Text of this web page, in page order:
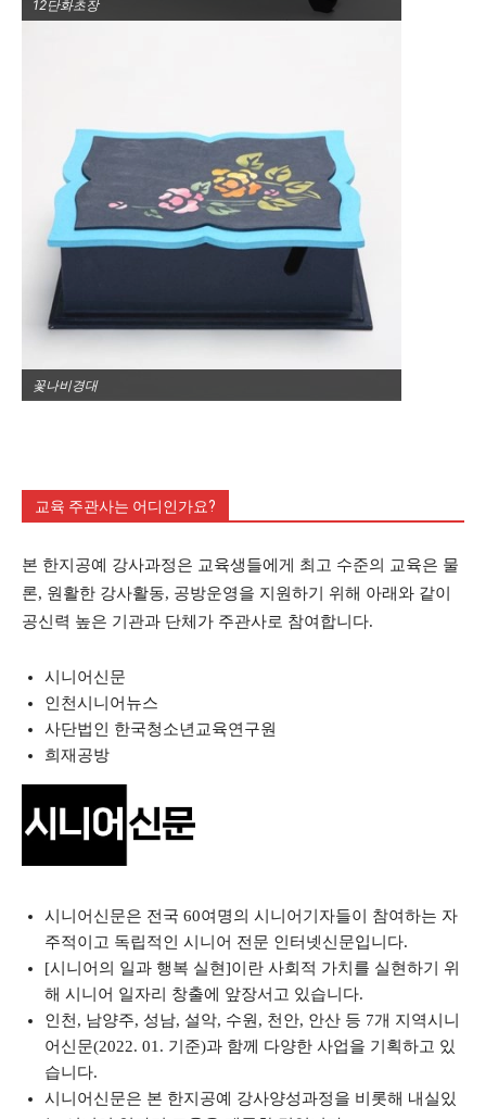
12단화초장
꽃나비경대
교육 주관사는 어디인가요?
본 한지공예 강사과정은 교육생들에게 최고 수준의 교육은 물
론, 원활한 강사활동, 공방운영을 지원하기 위해 아래와 같이
공신력 높은 기관과 단체가 주관사로 참여합니다.
시니어신문
인천시니어뉴스
사단법인 한국청소년교육연구원
희재공방
시니어신문은 전국 60여명의 시니어기자들이 참여하는 자
주적이고 독립적인 시니어 전문 인터넷신문입니다.
[시니어의 일과 행복 실현]이란 사회적 가치를 실현하기 위
해 시니어 일자리 창출에 앞장서고 있습니다.
인천, 남양주, 성남, 설악, 수원, 천안, 안산 등 7개 지역시니
어신문(2022. 01. 기준)과 함께 다양한 사업을 기획하고 있
습니다.
시니어신문은 본 한지공예 강사양성과정을 비롯해 내실있